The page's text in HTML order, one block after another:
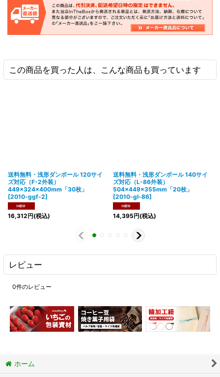
この商品を買った人は、こんな商品も買っています
送料無料・浅形ダンボール 120サイ
ズ対応（F-2外装）
449×324×400mm「30枚」
[2010-ggf-2]
16,312円(税込)
送料無料・浅形ダンボール 140サイ
ズ対応（L-86外装）
504×449×355mm「20枚」
[2010-gl-86]
14,395円(税込)
レビュー
0件のレビュー
ホーム